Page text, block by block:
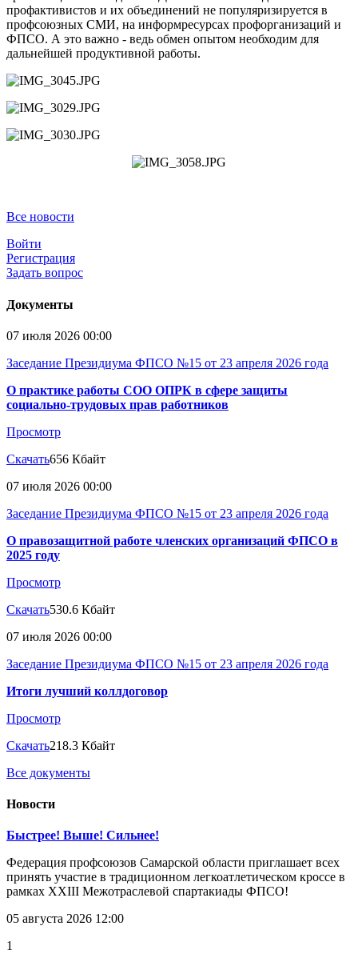
профактивистов и их объединений не популяризируется в
профсоюзных СМИ, на информресурсах профорганизаций и
ФПСО. А это важно - ведь обмен опытом необходим для
дальнейшей продуктивной работы.
Все новости
Войти
Регистрация
Задать вопрос
Документы
07 июля 2026 00:00
Заседание Президиума ФПСО №15 от 23 апреля 2026 года
О практике работы СОО ОПРК в сфере защиты
социально-трудовых прав работников
Просмотр
Скачать656 Кбайт
07 июля 2026 00:00
Заседание Президиума ФПСО №15 от 23 апреля 2026 года
О правозащитной работе членских организаций ФПСО в
2025 году
Просмотр
Скачать530.6 Кбайт
07 июля 2026 00:00
Заседание Президиума ФПСО №15 от 23 апреля 2026 года
Итоги лучший коллдоговор
Просмотр
Скачать218.3 Кбайт
Все документы
Новости
Быстрее! Выше! Сильнее!
Федерация профсоюзов Самарской области приглашает всех
принять участие в традиционном легкоатлетическом кроссе в
рамках XXIII Межотраслевой спартакиады ФПСО!
05 августа 2026 12:00
1